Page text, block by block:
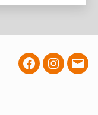
FacebookE-